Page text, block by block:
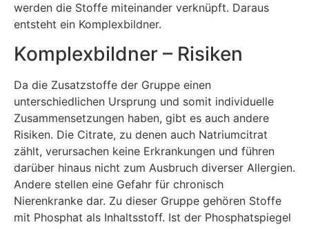
werden die Stoffe miteinander verknüpft. Daraus
entsteht ein Komplexbildner.
Komplexbildner – Risiken
Da die Zusatzstoffe der Gruppe einen
unterschiedlichen Ursprung und somit individuelle
Zusammensetzungen haben, gibt es auch andere
Risiken. Die Citrate, zu denen auch Natriumcitrat
zählt, verursachen keine Erkrankungen und führen
darüber hinaus nicht zum Ausbruch diverser Allergien.
Andere stellen eine Gefahr für chronisch
Nierenkranke dar. Zu dieser Gruppe gehören Stoffe
mit Phosphat als Inhaltsstoff. Ist der Phosphatspiegel